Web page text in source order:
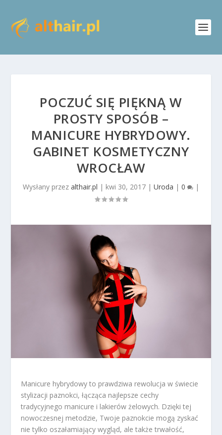
POCZUĆ SIĘ PIĘKNĄ W
PROSTY SPOSÓB –
MANICURE HYBRYDOWY.
GABINET KOSMETYCZNY
WROCŁAW
Wysłany przez althair.pl | kwi 30, 2017 | Uroda | 0 |
Manicure hybrydowy to prawdziwa rewolucja w świecie
stylizacji paznokci, łącząca najlepsze cechy
tradycyjnego manicure i lakierów żelowych. Dzięki tej
nowoczesnej metodzie, Twoje paznokcie mogą zyskać
nie tylko oszałamiający wygląd, ale także trwałość,